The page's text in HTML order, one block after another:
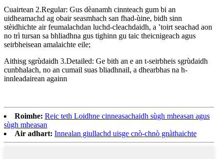
Cuairtean 2.Regular: Gus dèanamh cinnteach gum bi an
uidheamachd ag obair seasmhach san fhad-ùine, bidh sinn
stèidhichte air feumalachdan luchd-cleachdaidh, a ’toirt seachad aon
no trì tursan sa bhliadhna gus tighinn gu taic theicnigeach agus
seirbheisean amalaichte eile;
Aithisg sgrùdaidh 3.Detailed: Ge bith an e an t-seirbheis sgrùdaidh
cunbhalach, no an cumail suas bliadhnail, a dhearbhas na h-
innleadairean againn
Roimhe: Reic teth Loidhne cinneasachaidh sùgh mheasan agus
sùgh mheasan
Air adhart: Innealan giullachd uisge cnò-chnò gnàthaichte